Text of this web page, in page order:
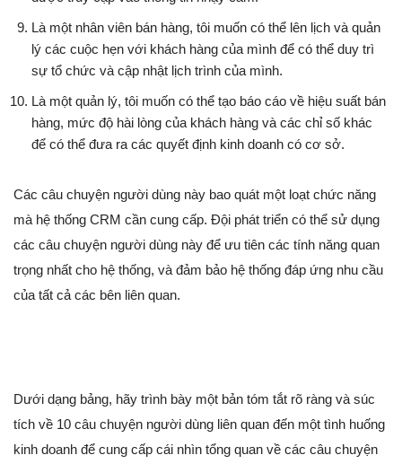
Là một nhân viên bán hàng, tôi muốn có thể lên lịch và quản
lý các cuộc hẹn với khách hàng của mình để có thể duy trì
sự tổ chức và cập nhật lịch trình của mình.
Là một quản lý, tôi muốn có thể tạo báo cáo về hiệu suất bán
hàng, mức độ hài lòng của khách hàng và các chỉ số khác
để có thể đưa ra các quyết định kinh doanh có cơ sở.
Các câu chuyện người dùng này bao quát một loạt chức năng
mà hệ thống CRM cần cung cấp. Đội phát triển có thể sử dụng
các câu chuyện người dùng này để ưu tiên các tính năng quan
trọng nhất cho hệ thống, và đảm bảo hệ thống đáp ứng nhu cầu
của tất cả các bên liên quan.
Dưới dạng bảng, hãy trình bày một bản tóm tắt rõ ràng và súc
tích về 10 câu chuyện người dùng liên quan đến một tình huống
kinh doanh để cung cấp cái nhìn tổng quan về các câu chuyện